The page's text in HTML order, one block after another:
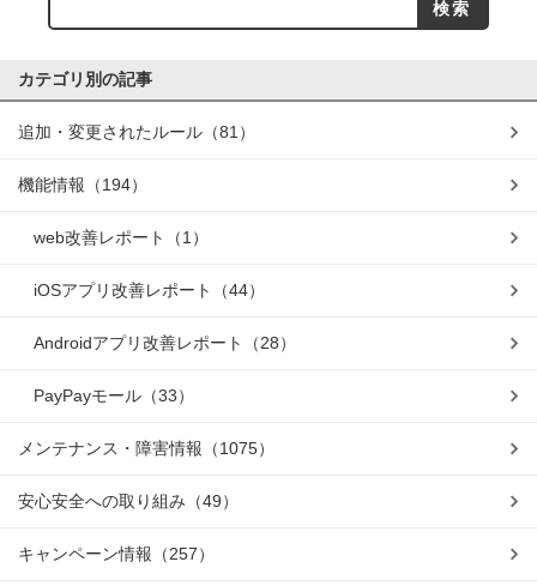
カテゴリ別の記事
追加・変更されたルール （81）
機能情報 （194）
web改善レポート （1）
iOSアプリ改善レポート （44）
Androidアプリ改善レポート （28）
PayPayモール （33）
メンテナンス・障害情報 （1075）
安心安全への取り組み （49）
キャンペーン情報 （257）